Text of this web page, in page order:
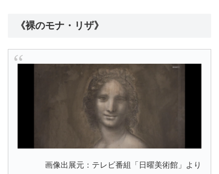
《裸のモナ・リザ》
画像出展元：テレビ番組「日曜美術館」より